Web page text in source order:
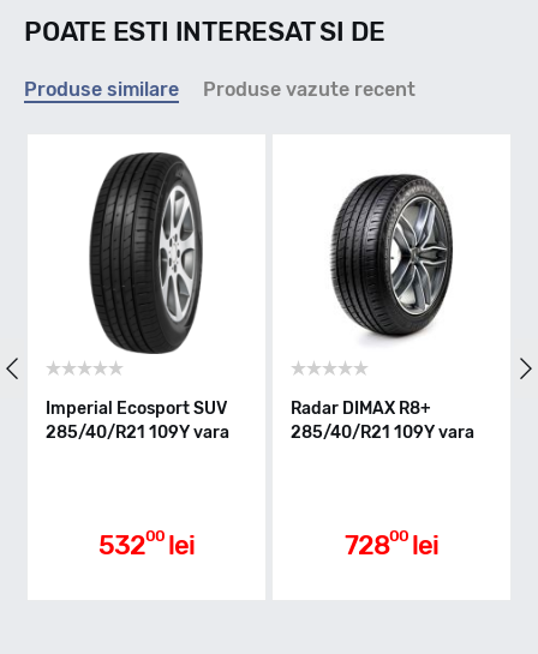
Y - max 300km/h
Indice greutate
POATE ESTI INTERESAT SI DE
Produse similare Produse vazute recent
Ecosport SUV
40/R21 109Y vara
lei
Radar DIMAX R8+
285/40/R21 109Y vara
lei
285/40/